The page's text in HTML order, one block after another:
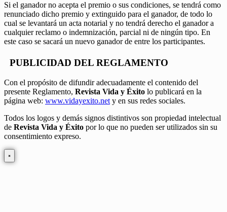
Si el ganador no acepta el premio o sus condiciones, se tendrá como
renunciado dicho premio y extinguido para el ganador, de todo lo
cual se levantará un acta notarial y no tendrá derecho el ganador a
cualquier reclamo o indemnización, parcial ni de ningún tipo. En
este caso se sacará un nuevo ganador de entre los participantes.
PUBLICIDAD DEL REGLAMENTO
Con el propósito de difundir adecuadamente el contenido del
presente Reglamento, Revista Vida y Éxito lo publicará en la
página web: www.vidayexito.net y en sus redes sociales.
Todos los logos y demás signos distintivos son propiedad intelectual
de Revista Vida y Éxito por lo que no pueden ser utilizados sin su
consentimiento expreso.
×